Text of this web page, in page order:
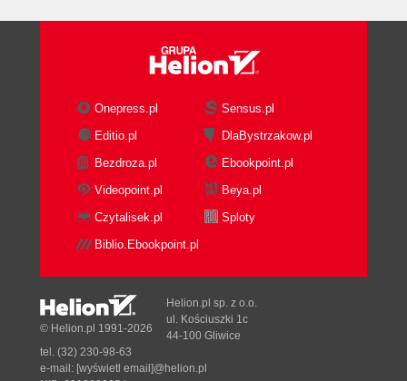
Onepress.pl
Sensus.pl
Editio.pl
DlaBystrzakow.pl
Bezdroza.pl
Ebookpoint.pl
Videopoint.pl
Beya.pl
Czytalisek.pl
Sploty
Biblio.Ebookpoint.pl
© Helion.pl 1991-2026
Helion.pl sp. z o.o.
ul. Kościuszki 1c
44-100 Gliwice
tel. (32) 230-98-63
e-mail: [wyświetl email]@helion.pl